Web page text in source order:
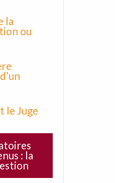
la
ou
le Juge
: la